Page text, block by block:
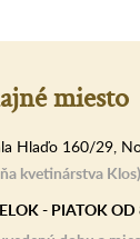
miesto
Hlaďo 160/29,
kvetinárstva Klos)
- PIATOK